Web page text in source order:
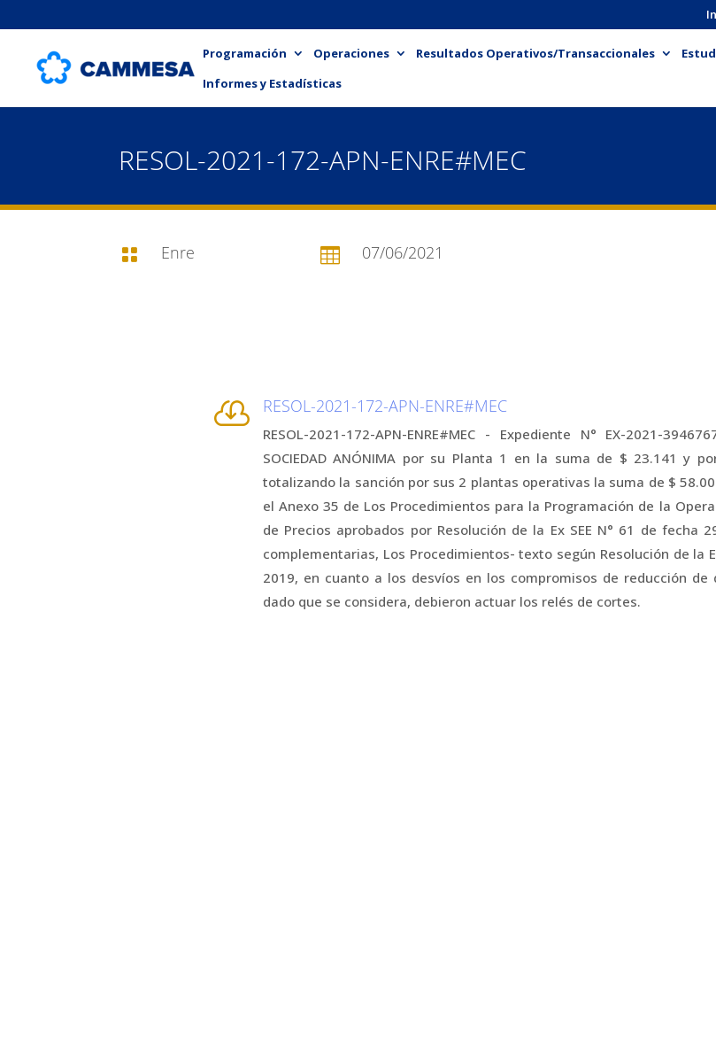
Programación Operaciones Resultados Operativos/Transaccionales
Informes y Estadísticas
RESOL-2021-172-APN-ENRE#MEC
 Enre  07/06/2021
 RESOL-2021-172-APN-ENRE#MEC
RESOL-2021-172-APN-ENRE#MEC - Expediente N° EX-2021-
SOCIEDAD ANÓNIMA por su Planta 1 en la suma de $ 23.141 y
totalizando la sanción por sus 2 plantas operativas la suma de $
el Anexo 35 de Los Procedimientos para la Programación de la
de Precios aprobados por Resolución de la Ex SEE N° 61 de fecha
complementarias, Los Procedimientos- texto según Resolución de la
2019, en cuanto a los desvíos en los compromisos de reducción
dado que se considera, debieron actuar los relés de cortes.